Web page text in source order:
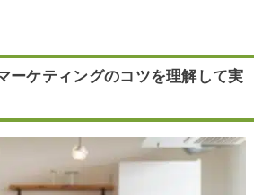
ーケティングのコツを理解して実